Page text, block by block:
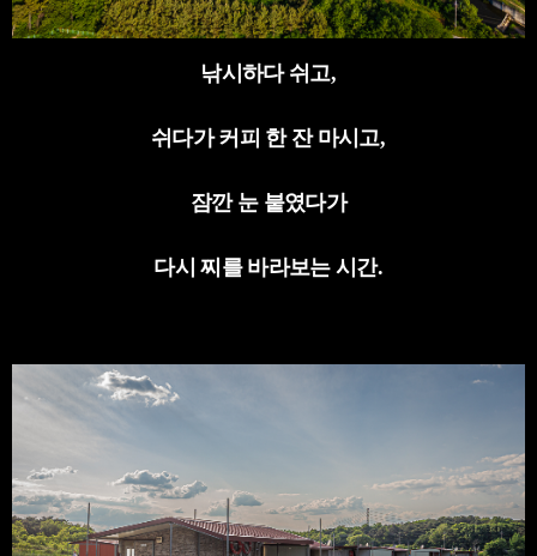
낚시하다 쉬고,
쉬다가 커피 한 잔 마시고,
잠깐 눈 붙였다가
다시 찌를 바라보는 시간.